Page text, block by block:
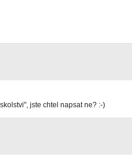
jste chtel napsat ne? :-)